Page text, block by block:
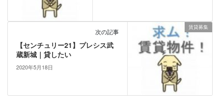
賃貸募集
次の記事
【センチュリー21】プレシス武
蔵新城｜貸したい
2020年5月18日